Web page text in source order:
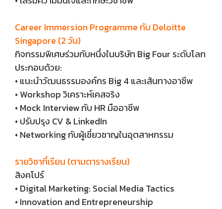
Career Immersion Programme กับ Deloitte
Singapore (2 วัน)
กิจกรรมพิเศษร่วมกับหนึ่งในบริษัท Big Four ระดับโลก
ประกอบด้วย:
• แนะนำวัฒนธรรมองค์กร Big 4 และเส้นทางอาชีพ
• Workshop วิเคราะห์เคสจริง
• Mock Interview กับ HR มืออาชีพ
• ปรับปรุง CV & LinkedIn
• Networking กับผู้เชี่ยวชาญในอุตสาหกรรม
รายวิชาที่เรียน (ตามตารางเรียน)
สิงคโปร์
• Digital Marketing: Social Media Tactics
• Innovation and Entrepreneurship